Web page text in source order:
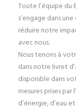
Toute l’équipe du
s’engage dans
réduire notre
avec nous.
Nous tenons à
dans notre livret
disponible dans
mesures prises
d’énergie, d’eau